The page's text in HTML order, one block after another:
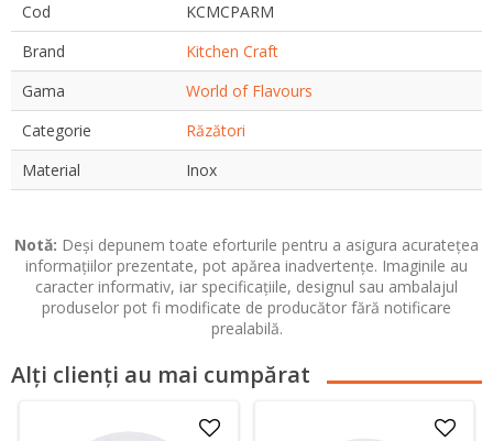
Cod
KCMCPARM
Brand
Kitchen Craft
Gama
World of Flavours
Categorie
Răzători
Material
Inox
Notă: Deși depunem toate eforturile pentru a asigura acuratețea
informațiilor prezentate, pot apărea inadvertențe. Imaginile au
caracter informativ, iar specificațiile, designul sau ambalajul
produselor pot fi modificate de producător fără notificare
prealabilă.
Alți clienți au mai cumpărat